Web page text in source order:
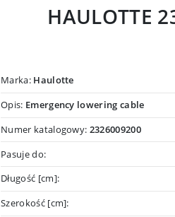
HAULOTTE
Marka: Haulotte
Opis: Emergency lowering cable
Numer katalogowy: 2326009200
Pasuje do:
Długość [cm]:
Szerokość [cm]: